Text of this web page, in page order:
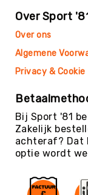
/
Over Sport
Over ons
Algemene
Privacy & Cookie
Bij Sport '81
Zakelijk
achteraf? Dat
optie wordt